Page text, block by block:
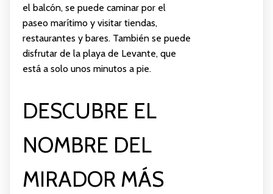
el balcón, se puede caminar por el
paseo marítimo y visitar tiendas,
restaurantes y bares. También se puede
disfrutar de la playa de Levante, que
está a solo unos minutos a pie.
DESCUBRE EL
NOMBRE DEL
MIRADOR MÁS